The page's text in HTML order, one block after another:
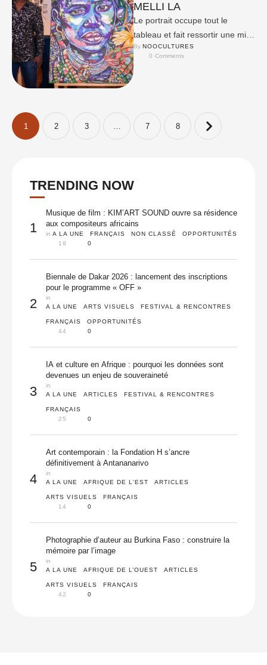
MELLI LA
Le portrait occupe tout le
tableau et fait ressortir une mise
en scène de la beauté de la …
By NOOCULTURES
0 Comments
1 2 3 7 8
TRENDING NOW
1
Musique de film : KIM’ART SOUND ouvre sa résidence
aux compositeurs africains
in A LA UNE FRANÇAIS NON CLASSÉ
OPPORTUNITÉS
19
0
2
Biennale de Dakar 2026 : lancement des inscriptions
pour le programme « OFF »
in
A LA UNE
ARTS VISUELS FESTIVAL & RENCONTRES
FRANÇAIS
OPPORTUNITÉS
44
0
3
IA et culture en Afrique : pourquoi les données sont
devenues un enjeu de souveraineté
in
A LA UNE
ARTICLES FESTIVAL & RENCONTRES
FRANÇAIS
25
0
4
Art contemporain : la Fondation H s’ancre
définitivement à Antananarivo
in
A LA UNE
AFRIQUE DE L'EST ARTICLES
ARTS VISUELS
FRANÇAIS
14
0
5
Photographie d’auteur au Burkina Faso : construire la
mémoire par l’image
in
A LA UNE
AFRIQUE DE L’OUEST ARTICLES
ARTS VISUELS
FRANÇAIS
42
0